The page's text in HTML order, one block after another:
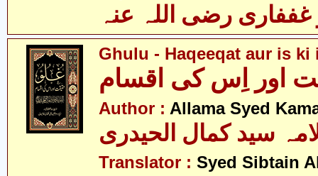
رضی اللہ عنہ
Ghulu - Haqeeqat aur is ki
اور اِس کی اقسام
Author : Allama Syed
سید کمال الحیدری
Translator : Syed Sibtain